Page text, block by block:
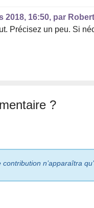
2018, 16:50, par
Précisez un peu. Si
?
n’apparaîtra